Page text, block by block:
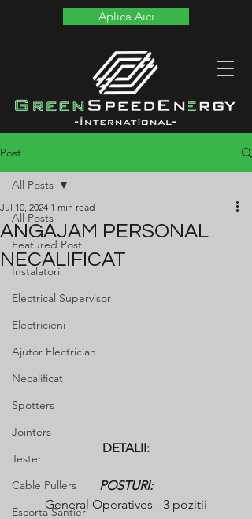
Aplica Aici
Post
All Posts
Featured Post
Instalatori
Electrical Supervisor
Electricieni
Ajutor Electrician
Necalificat
Spotters
Jointers
Tester
Cable Pullers
Escorta Santier
All Posts
ANGAJAM PERSONAL
NECALIFICAT
Jul 10, 2024 1 min read
DETALII:
POSTURI:
General Operatives - 3 pozitii